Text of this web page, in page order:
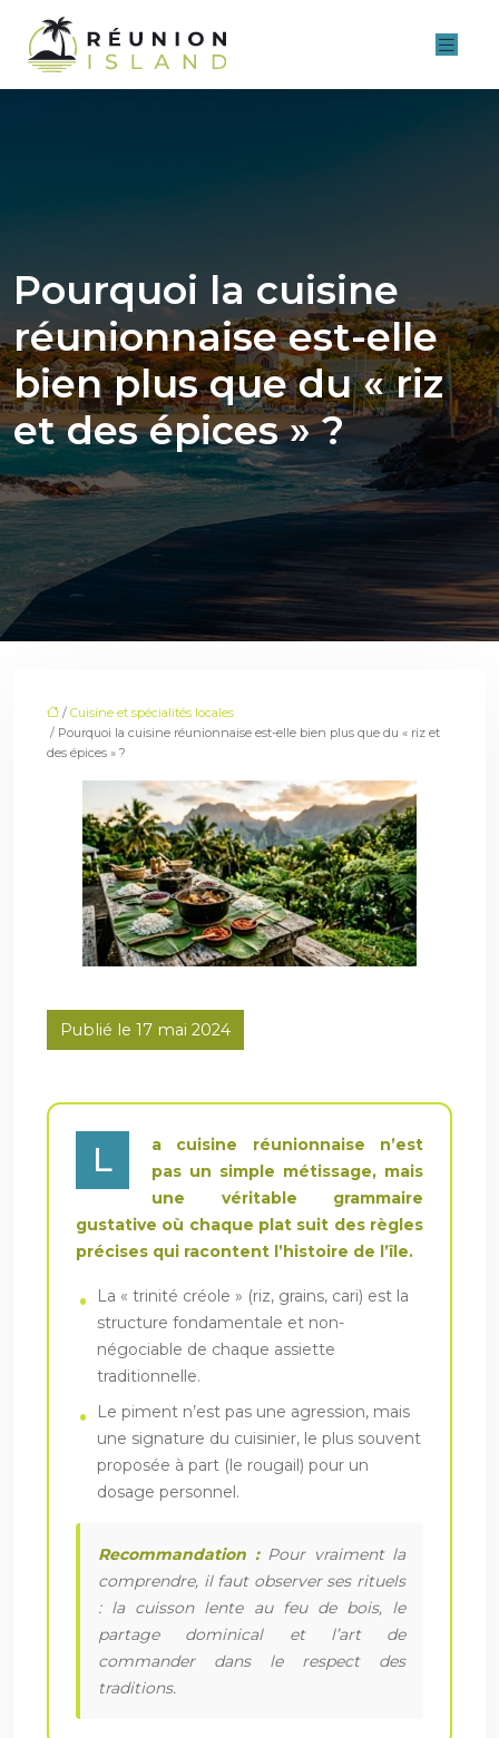
Pourquoi la cuisine
réunionnaise est-elle
bien plus que du « riz
et des épices » ?
/ Cuisine et spécialités locales
/ Pourquoi la cuisine réunionnaise est-elle bien plus que du « riz et
des épices » ?
Publié le 17 mai 2024
L
a cuisine réunionnaise n’est
pas un simple métissage, mais
une véritable grammaire
gustative où chaque plat suit des règles
précises qui racontent l’histoire de l’île.
La « trinité créole » (riz, grains, cari) est la
structure fondamentale et non-
négociable de chaque assiette
traditionnelle.
Le piment n’est pas une agression, mais
une signature du cuisinier, le plus souvent
proposée à part (le rougail) pour un
dosage personnel.
Recommandation :Pour vraiment la
comprendre, il faut observer ses rituels
: la cuisson lente au feu de bois, le
partage dominical et l’art de
commander dans le respect des
traditions.